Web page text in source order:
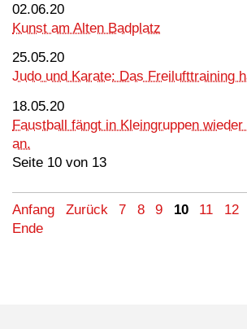
02.06.20
Kunst am Alten Badplatz
25.05.20
Judo und Karate: Das Freilufttraining
18.05.20
Faustball fängt in Kleingruppen
an.
Seite 10 von 13
Anfang Zurück 7 8 9 10 11 12
Ende